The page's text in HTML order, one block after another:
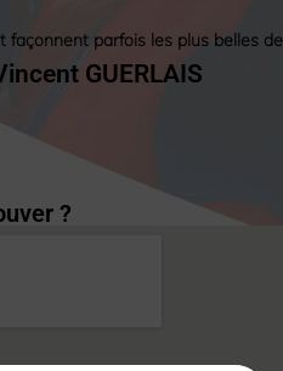
façonnent parfois les plus belles
GUERLAIS
?